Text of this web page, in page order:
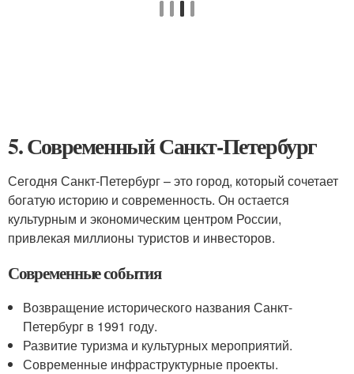
5. Современный Санкт-Петербург
Сегодня Санкт-Петербург – это город, который сочетает
богатую историю и современность. Он остается
культурным и экономическим центром России,
привлекая миллионы туристов и инвесторов.
Современные события
Возвращение исторического названия Санкт-
Петербург в 1991 году.
Развитие туризма и культурных мероприятий.
Современные инфраструктурные проекты.